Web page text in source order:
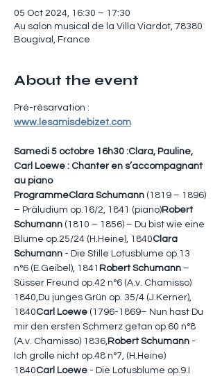
05 Oct 2024, 16:30 – 17:30
Au salon musical de la Villa Viardot, 78380
Bougival, France
About the event
Pré-résarvation :
www.lesamisdebizet.com
Samedi 5 octobre 16h30 :Clara, Pauline,
Carl Loewe : Chanter en s’accompagnant
au piano
ProgrammeClara Schumann (1819 – 1896)
– Präludium op.16/2, 1841 (piano)Robert
Schumann (1810 – 1856) – Du bist wie eine
Blume op.25/24 (H.Heine), 1840Clara
Schumann - Die Stille Lotusblume op.13
n°6 (E.Geibel), 1841 Robert Schumann –
Süsser Freund op.42 n°6 (A.v. Chamisso)
1840,Du junges Grün op. 35/4 (J.Kerner),
1840Carl Loewe (1796-1869– Nun hast Du
mir den ersten Schmerz getan op.60 n°8
(A.v. Chamisso) 1836,Robert Schumann -
Ich grolle nicht op.48 n°7, (H.Heine)
1840Carl Loewe - Die Lotusblume op.9.I